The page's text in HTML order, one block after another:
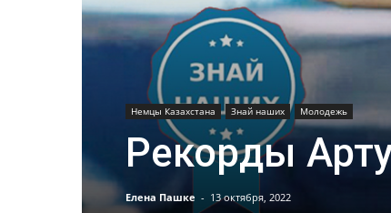
Немцы Казахстана Знай наших Молодежь
Рекорды
Елена Пашке - 13 октября, 2022